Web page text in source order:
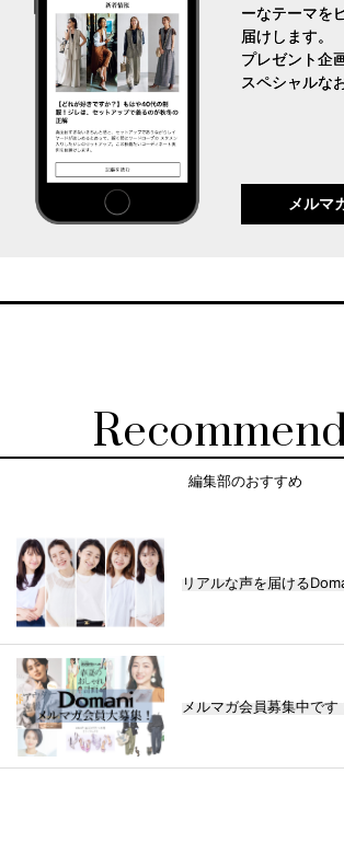
ーなテーマを
届けします。
プレゼント企
スペシャルな
メルマ
編集部のおすすめ
リアルな声を届ける
メルマガ会員募集中です